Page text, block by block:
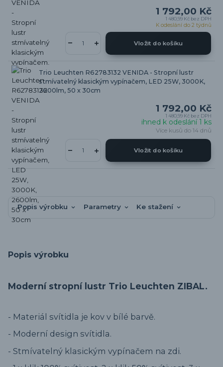
1 792,00 Kč
1 480,99 Kč bez DPH
K odeslání do 2 týdnů
Vložit do košíku
Trio Leuchten R62783132 VENIDA - Stropní lustr
stmívatelný klasickým vypínačem, LED 25W, 3000K,
2600lm, 50 x 30cm
1 792,00 Kč
1 480,99 Kč bez DPH
ihned k odeslání 1 ks
Více kusů do 14 dnů
Vložit do košíku
Popis výrobku Parametry Ke stažení
Popis výrobku
Moderní stropní lustr Trio Leuchten ZIBAL.
- Materiál svítidla je kov v bílé barvě.
- Moderní design svítidla.
- Stmívatelný klasickým vypínačem na zdi.